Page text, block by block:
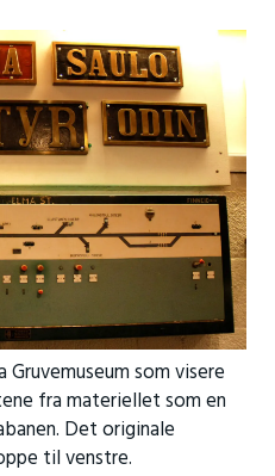
som visere
fra materiellet som en
Det originale
til venstre.